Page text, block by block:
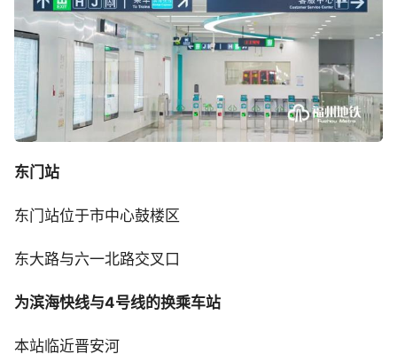
东门站
东门站位于市中心鼓楼区
东大路与六一北路交叉口
为滨海快线与4号线的换乘车站
本站临近晋安河